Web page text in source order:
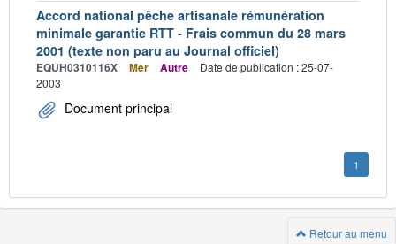
Accord national pêche artisanale rémunération
minimale garantie RTT - Frais commun du 28 mars
2001 (texte non paru au Journal officiel)
EQUH0310116X Mer Autre
Date de publication : 25-07-
2003
Document principal
1
Retour au menu